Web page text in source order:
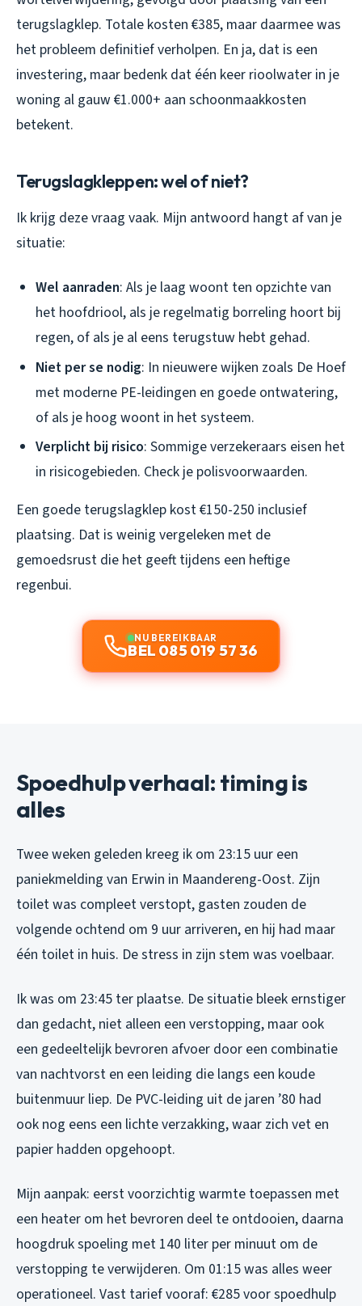
terugslagklep. Totale kosten €385, maar daarmee was
het probleem definitief verholpen. En ja, dat is een
investering, maar bedenk dat één keer rioolwater in je
woning al gauw €1.000+ aan schoonmaakkosten
betekent.
Terugslagkleppen: wel of niet?
Ik krijg deze vraag vaak. Mijn antwoord hangt af van je
situatie:
Wel aanraden: Als je laag woont ten opzichte van
het hoofdriool, als je regelmatig borreling hoort bij
regen, of als je al eens terugstuw hebt gehad.
Niet per se nodig: In nieuwere wijken zoals De Hoef
met moderne PE-leidingen en goede ontwatering,
of als je hoog woont in het systeem.
Verplicht bij risico: Sommige verzekeraars eisen het
in risicogebieden. Check je polisvoorwaarden.
Een goede terugslagklep kost €150-250 inclusief
plaatsing. Dat is weinig vergeleken met de
gemoedsrust die het geeft tijdens een heftige
regenbui.
NU BEREIKBAAR
BEL 085 019 57 36
Spoedhulp verhaal: timing is
alles
Twee weken geleden kreeg ik om 23:15 uur een
paniekmelding van Erwin in Maandereng-Oost. Zijn
toilet was compleet verstopt, gasten zouden de
volgende ochtend om 9 uur arriveren, en hij had maar
één toilet in huis. De stress in zijn stem was voelbaar.
Ik was om 23:45 ter plaatse. De situatie bleek ernstiger
dan gedacht, niet alleen een verstopping, maar ook
een gedeeltelijk bevroren afvoer door een combinatie
van nachtvorst en een leiding die langs een koude
buitenmuur liep. De PVC-leiding uit de jaren ’80 had
ook nog eens een lichte verzakking, waar zich vet en
papier hadden opgehoopt.
Mijn aanpak: eerst voorzichtig warmte toepassen met
een heater om het bevroren deel te ontdooien, daarna
hoogdruk spoeling met 140 liter per minuut om de
verstopping te verwijderen. Om 01:15 was alles weer
operationeel. Vast tarief vooraf: €285 voor spoedhulp